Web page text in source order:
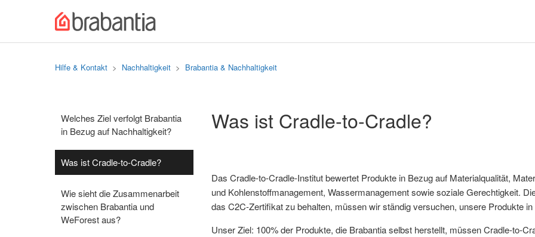
Hilfe & Kontakt Nachhaltigkeit Brabantia & Nachhaltigkeit
Welches Ziel verfolgt Brabantia
in Bezug auf Nachhaltigkeit?
Was ist Cradle-to-Cradle?
Wie sieht die Zusammenarbeit
zwischen Brabantia und
WeForest aus?
Was ist Cradle-to-Cradle?
Das Cradle-to-Cradle-Institut bewertet Produkte in Bezug auf Materialqualität,
und Kohlenstoffmanagement, Wassermanagement sowie soziale Gerechtigkeit.
das C2C-Zertifikat zu behalten, müssen wir ständig versuchen, unsere Produkte
Unser Ziel: 100% der Produkte, die Brabantia selbst herstellt, müssen Cradle-to-